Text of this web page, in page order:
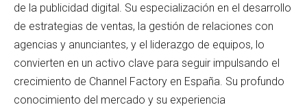
de la publicidad digital. Su especialización en el desarrollo
de estrategias de ventas, la gestión de relaciones con
agencias y anunciantes, y el liderazgo de equipos, lo
convierten en un activo clave para seguir impulsando el
crecimiento de Channel Factory en España. Su profundo
conocimiento del mercado y su experiencia